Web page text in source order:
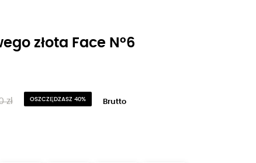
złota Face N°6
zł OSZCZĘDZASZ 40% Brutto